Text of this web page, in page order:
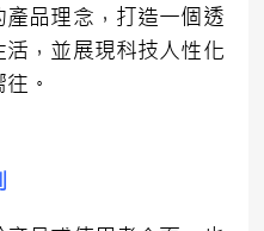
品理念，打造一個透
，並展現科技人性化
。